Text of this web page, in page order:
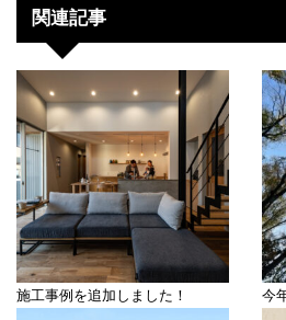
関連記事
施工事例を追加しました！ 今